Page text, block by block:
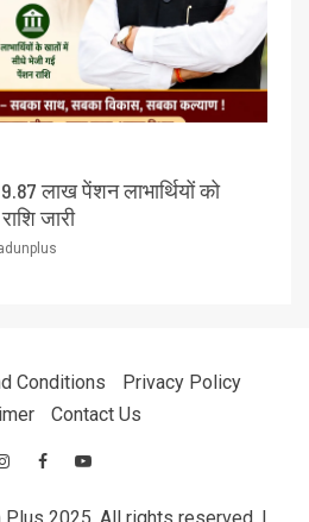
लाख पेंशन लाभार्थियों को
जारी
Conditions
Privacy Policy
Contact Us